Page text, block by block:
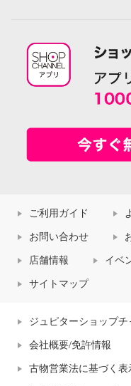
ご利用ガイド
お問い合わせ
店舗情報 イベ
サイトマップ
ジュピターショップ
会社概要/免許情報
古物営業法に基づく表